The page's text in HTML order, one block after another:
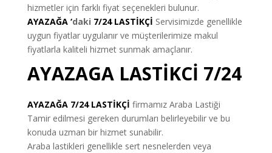
hizmetler için farklı fiyat seçenekleri bulunur.
AYAZAĞA ‘daki 7/24 LASTİKÇİ Servisimizde genellikle
uygun fiyatlar uygulanır ve müşterilerimize makul
fiyatlarla kaliteli hizmet sunmak amaçlanır.
AYAZAGA LASTİKCİ 7/24
AYAZAĞA 7/24 LASTİKÇİ firmamız Araba Lastiği
Tamir edilmesi gereken durumları belirleyebilir ve bu
konuda uzman bir hizmet sunabilir.
Araba lastikleri genellikle sert nesnelerden veya